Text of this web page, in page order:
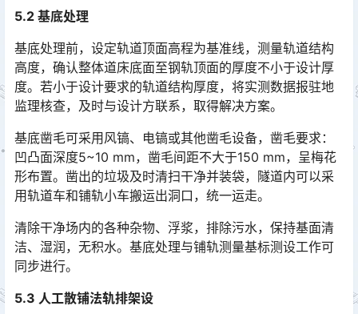
5.2 基底处理
基底处理前，设定轨道顶面高程为基准线，测量轨道结构
高度，确认整体道床底面至钢轨顶面的厚度不小于设计厚
度。若小于设计要求的轨道结构厚度，将实测数据报驻地
监理核查，及时与设计方联系，取得解决方案。󠅅󠅃󠄵󠅂󠄪󠇖󠆨󠆨󠇕󠆞󠆒󠅬󠇘󠆭󠆘󠇙󠆝󠅵󠇗󠆭󠆁󠄐󠇗󠅹󠅸󠇖󠆍󠅳󠇖󠅹󠅰󠇖󠆌󠅹
基底凿毛可采用风镐、电镐或其他凿毛设备，凿毛要求：
凹凸面深度5~10 mm，凿毛间距不大于150 mm，呈梅花
形布置。凿出的垃圾及时清扫干净并装袋，隧道内可以采
用轨道车和铺轨小车搬运出洞口，统一运走。󠅅󠅃󠄵󠅂󠄪󠇖󠆨󠆨󠇕󠆞󠆒󠅬󠇘󠆭󠆘󠇙󠆝󠅵󠇗󠆭󠆁󠄐󠇗󠅹󠅸󠇖󠆍󠅳󠇖󠅹󠅰󠇖󠆌󠅹
清除干净场内的各种杂物、浮浆，排除污水，保持基面清
洁、湿润，无积水。基底处理与铺轨测量基标测设工作可
同步进行。
5.3 人工散铺法轨排架设